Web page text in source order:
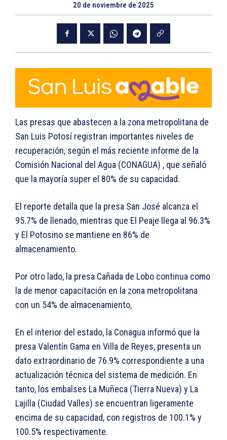
20 de noviembre de 2025
Las presas que abastecen a la zona metropolitana de
San Luis Potosí registran importantes niveles de
recuperación, según el más reciente informe de la
Comisión Nacional del Agua (CONAGUA) , que señaló
que la mayoría super el 80% de su capacidad.
El reporte detalla que la presa San José alcanza el
95.7% de llenado, mientras que El Peaje llega al 96.3%
y El Potosino se mantiene en 86% de
almacenamiento.
Por otro lado, la presa Cañada de Lobo continua como
la de menor capacitación en la zona metropolitana
con un 54% de almacenamiento,
En el interior del estado, la Conagua informó que la
presa Valentín Gama en Villa de Reyes, presenta un
dato extraordinario de 76.9% correspondiente a una
actualización técnica del sistema de medición. En
tanto, los embalses La Muñeca (Tierra Nueva) y La
Lajilla (Ciudad Valles) se encuentran ligeramente
encima de su capacidad, con registros de 100.1% y
100.5% respectivamente.